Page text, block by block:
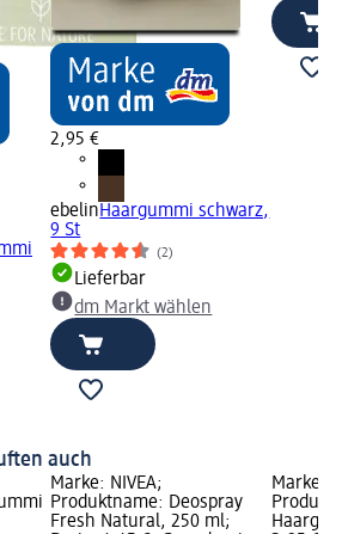
2,95 €
ebelinHaargummi schwarz,
9 St
(2)
Lieferbar
dm Markt wählen
auch
Marke: NIVEA;
Produktname: Deospray
Fresh Natural, 250 ml;
Marke: